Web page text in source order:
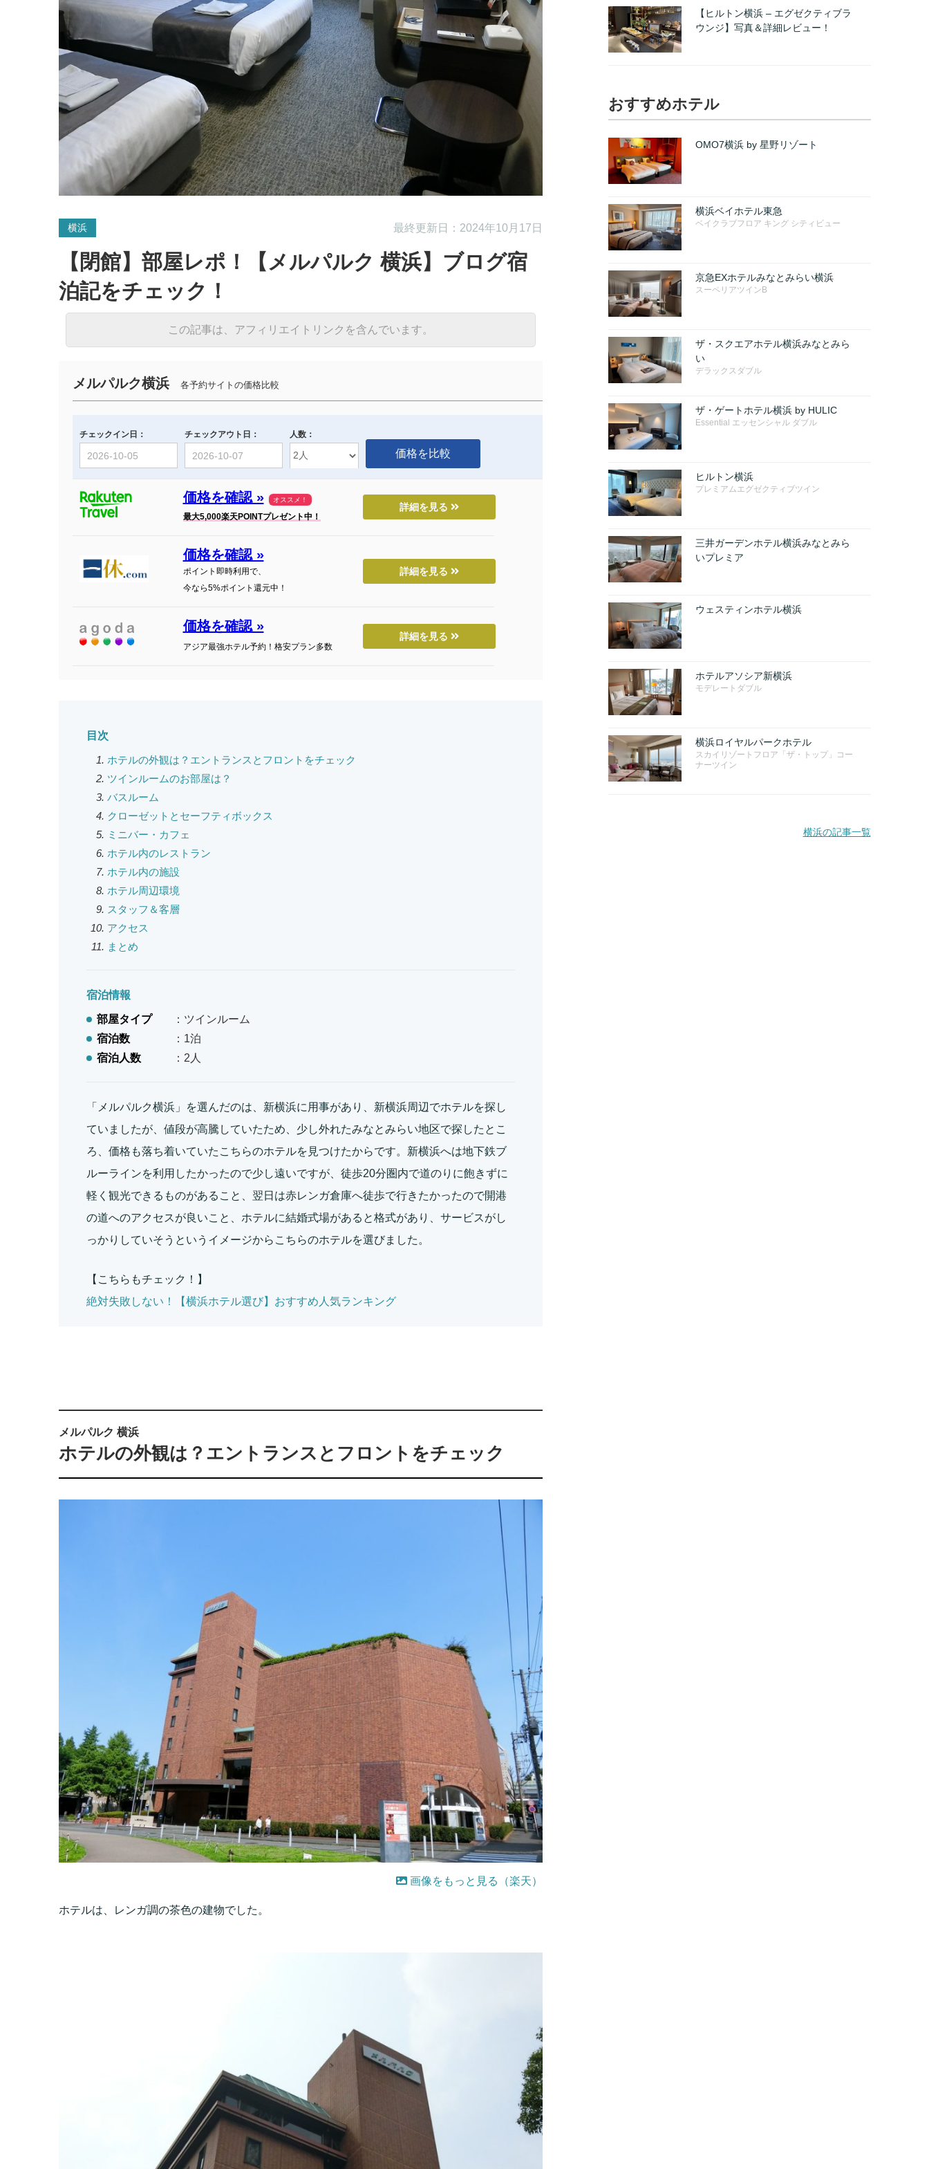
横浜 最終更新日：2024年10月17日
【閉館】部屋レポ！【メルパルク 横浜】ブログ宿
泊記をチェック！
この記事は、アフィリエイトリンクを含んでいます。
メルパルク横浜各予約サイトの価格比較
チェックイン日： チェックアウト日： 人数：
価格を確認 » オススメ！
最大5,000楽天POINTプレゼント中！
詳細を見る
価格を確認 »
ポイント即時利用で、
今なら5%ポイント還元中！
詳細を見る
価格を確認 »
アジア最強ホテル予約！格安プラン多数
詳細を見る
目次
ホテルの外観は？エントランスとフロントをチェック
ツインルームのお部屋は？
バスルーム
クローゼットとセーフティボックス
ミニバー・カフェ
ホテル内のレストラン
ホテル内の施設
ホテル周辺環境
スタッフ＆客層
アクセス
まとめ
宿泊情報
部屋タイプ
：ツインルーム
宿泊数
：1泊
宿泊人数
：2人
「メルパルク横浜」を選んだのは、新横浜に用事があり、新横浜周辺でホテルを探し
ていましたが、値段が高騰していたため、少し外れたみなとみらい地区で探したとこ
ろ、価格も落ち着いていたこちらのホテルを見つけたからです。新横浜へは地下鉄ブ
ルーラインを利用したかったので少し遠いですが、徒歩20分圏内で道のりに飽きずに
軽く観光できるものがあること、翌日は赤レンガ倉庫へ徒歩で行きたかったので開港
の道へのアクセスが良いこと、ホテルに結婚式場があると格式があり、サービスがし
っかりしていそうというイメージからこちらのホテルを選びました。
【こちらもチェック！】
絶対失敗しない！【横浜ホテル選び】おすすめ人気ランキング
メルパルク 横浜
ホテルの外観は？エントランスとフロントをチェック
画像をもっと見る（楽天）
ホテルは、レンガ調の茶色の建物でした。
【ヒルトン横浜 – エグゼクティブラ
ウンジ】写真＆詳細レビュー！
おすすめホテル
OMO7横浜 by 星野リゾート
横浜ベイホテル東急
ベイクラブフロア キング シティビュー
京急EXホテルみなとみらい横浜
スーペリアツインB
ザ・スクエアホテル横浜みなとみら
い
デラックスダブル
ザ・ゲートホテル横浜 by HULIC
Essential エッセンシャル ダブル
ヒルトン横浜
プレミアムエグゼクティブツイン
三井ガーデンホテル横浜みなとみら
いプレミア
ウェスティンホテル横浜
ホテルアソシア新横浜
モデレートダブル
横浜ロイヤルパークホテル
スカイリゾートフロア「ザ・トップ」コー
ナーツイン
横浜の記事一覧